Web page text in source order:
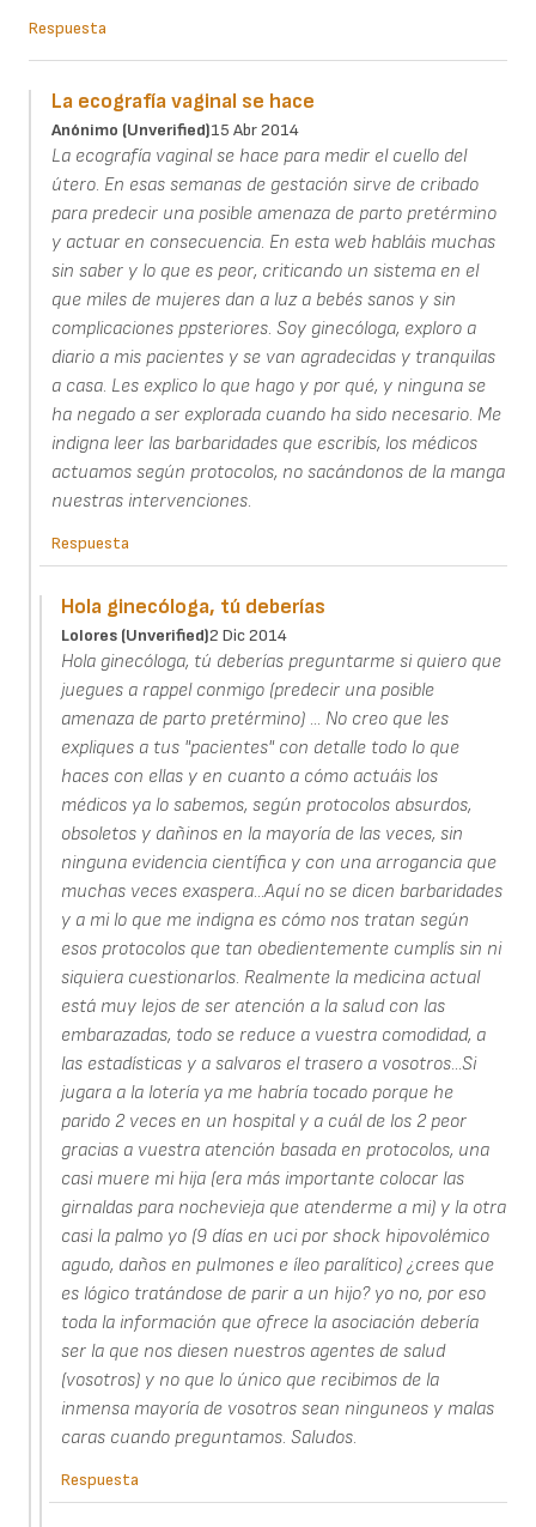
Respuesta
La ecografía vaginal se hace
Anónimo (unverified)15 Abr 2014
La ecografía vaginal se hace para medir el cuello del
útero. En esas semanas de gestación sirve de cribado
para predecir una posible amenaza de parto pretérmino
y actuar en consecuencia. En esta web habláis muchas
sin saber y lo que es peor, criticando un sistema en el
que miles de mujeres dan a luz a bebés sanos y sin
complicaciones ppsteriores. Soy ginecóloga, exploro a
diario a mis pacientes y se van agradecidas y tranquilas
a casa. Les explico lo que hago y por qué, y ninguna se
ha negado a ser explorada cuando ha sido necesario. Me
indigna leer las barbaridades que escribís, los médicos
actuamos según protocolos, no sacándonos de la manga
nuestras intervenciones.
Respuesta
Hola ginecóloga, tú deberías
Lolores (unverified)2 Dic 2014
Hola ginecóloga, tú deberías preguntarme si quiero que
juegues a rappel conmigo (predecir una posible
amenaza de parto pretérmino) ... No creo que les
expliques a tus "pacientes" con detalle todo lo que
haces con ellas y en cuanto a cómo actuáis los
médicos ya lo sabemos, según protocolos absurdos,
obsoletos y dañinos en la mayoría de las veces, sin
ninguna evidencia científica y con una arrogancia que
muchas veces exaspera...Aquí no se dicen barbaridades
y a mi lo que me indigna es cómo nos tratan según
esos protocolos que tan obedientemente cumplís sin ni
siquiera cuestionarlos. Realmente la medicina actual
está muy lejos de ser atención a la salud con las
embarazadas, todo se reduce a vuestra comodidad, a
las estadísticas y a salvaros el trasero a vosotros...Si
jugara a la lotería ya me habría tocado porque he
parido 2 veces en un hospital y a cuál de los 2 peor
gracias a vuestra atención basada en protocolos, una
casi muere mi hija (era más importante colocar las
girnaldas para nochevieja que atenderme a mi) y la otra
casi la palmo yo (9 días en uci por shock hipovolémico
agudo, daños en pulmones e íleo paralítico) ¿crees que
es lógico tratándose de parir a un hijo? yo no, por eso
toda la información que ofrece la asociación debería
ser la que nos diesen nuestros agentes de salud
(vosotros) y no que lo único que recibimos de la
inmensa mayoría de vosotros sean ninguneos y malas
caras cuando preguntamos. Saludos.
Respuesta